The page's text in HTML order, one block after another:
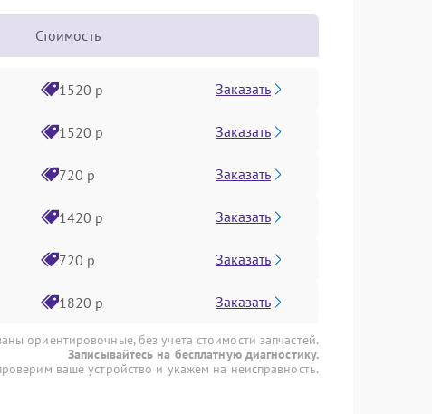
Стоимость
1520 р Заказать
1520 р Заказать
720 р Заказать
1420 р Заказать
720 р Заказать
1820 р Заказать
ориентировочные, без учета стоимости запчастей.
Записывайтесь на бесплатную диагностику.
ваше устройство и укажем на неисправность.